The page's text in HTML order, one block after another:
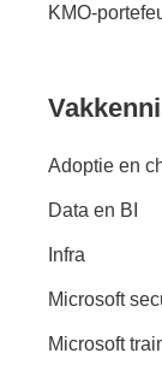
KMO-
Adoptie en
Data en BI
Infra
Microsoft
Microsoft